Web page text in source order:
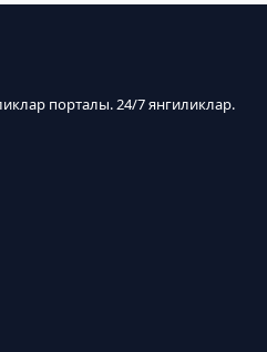
порталы. 24/7 янгиликлар.